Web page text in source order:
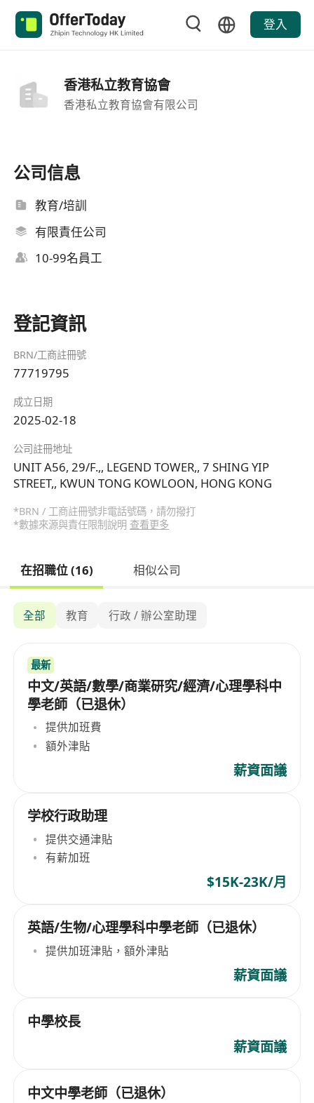
登入
香港私立教育協會
香港私立教育協會有限公司
公司信息
教育/培訓
有限責任公司
10-99名員工
登記資訊
BRN/工商註冊號
77719795
成立日期
2025-02-18
公司註冊地址
UNIT A56, 29/F.,, LEGEND TOWER,, 7 SHING YIP
STREET,, KWUN TONG KOWLOON, HONG KONG
*BRN / 工商註冊號非電話號碼，請勿撥打
*數據來源與責任限制說明 查看更多
在招職位 (16) 相似公司
全部 教育 行政 / 辦公室助理
最新
中文/英語/數學/商業研究/經濟/心理學科中
學老師（已退休）
提供加班費
額外津貼
薪資面議
学校行政助理
提供交通津貼
有薪加班
$15K-23K/月
英語/生物/心理學科中學老師（已退休）
提供加班津貼，額外津貼
薪資面議
中學校長
薪資面議
中文中學老師（已退休）